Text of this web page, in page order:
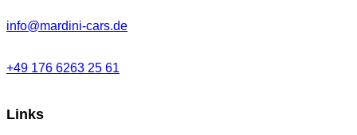
info@mardini-cars.de
+49 176 6263 25 61
Links